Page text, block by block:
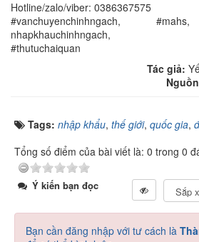
Hotline/zalo/viber: 0386367575
#vanchuyenchinhngach,
nhapkhauchinhngach,
#thutuchaiquan
Tác giả:
Tags: nhập khẩu, thế giới, quốc gia,
Tổng số điểm của bài viết là: 0 trong 0
Ý kiến bạn đọc
Bạn cần đăng nhập với tư cách là